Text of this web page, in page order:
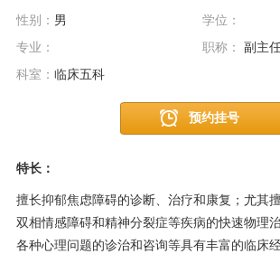
性别： 男
学位：
专业：
职称：
副主
科室： 临床五科
预约挂号
特长：
擅长抑郁焦虑障碍的诊断、治疗和康复；尤其
双相情感障碍和精神分裂症等疾病的快速物理
各种心理问题的诊治和咨询等具有丰富的临床